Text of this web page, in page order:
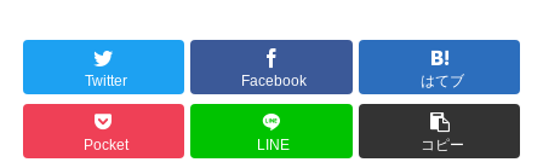
Twitter Facebook はてブ
Pocket LINE コピー